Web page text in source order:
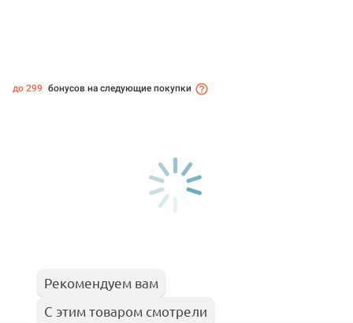
до 299 бонусов на следующие покупки
Рекомендуем вам
С этим товаром смотрели